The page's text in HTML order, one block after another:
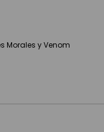
Morales y Venom